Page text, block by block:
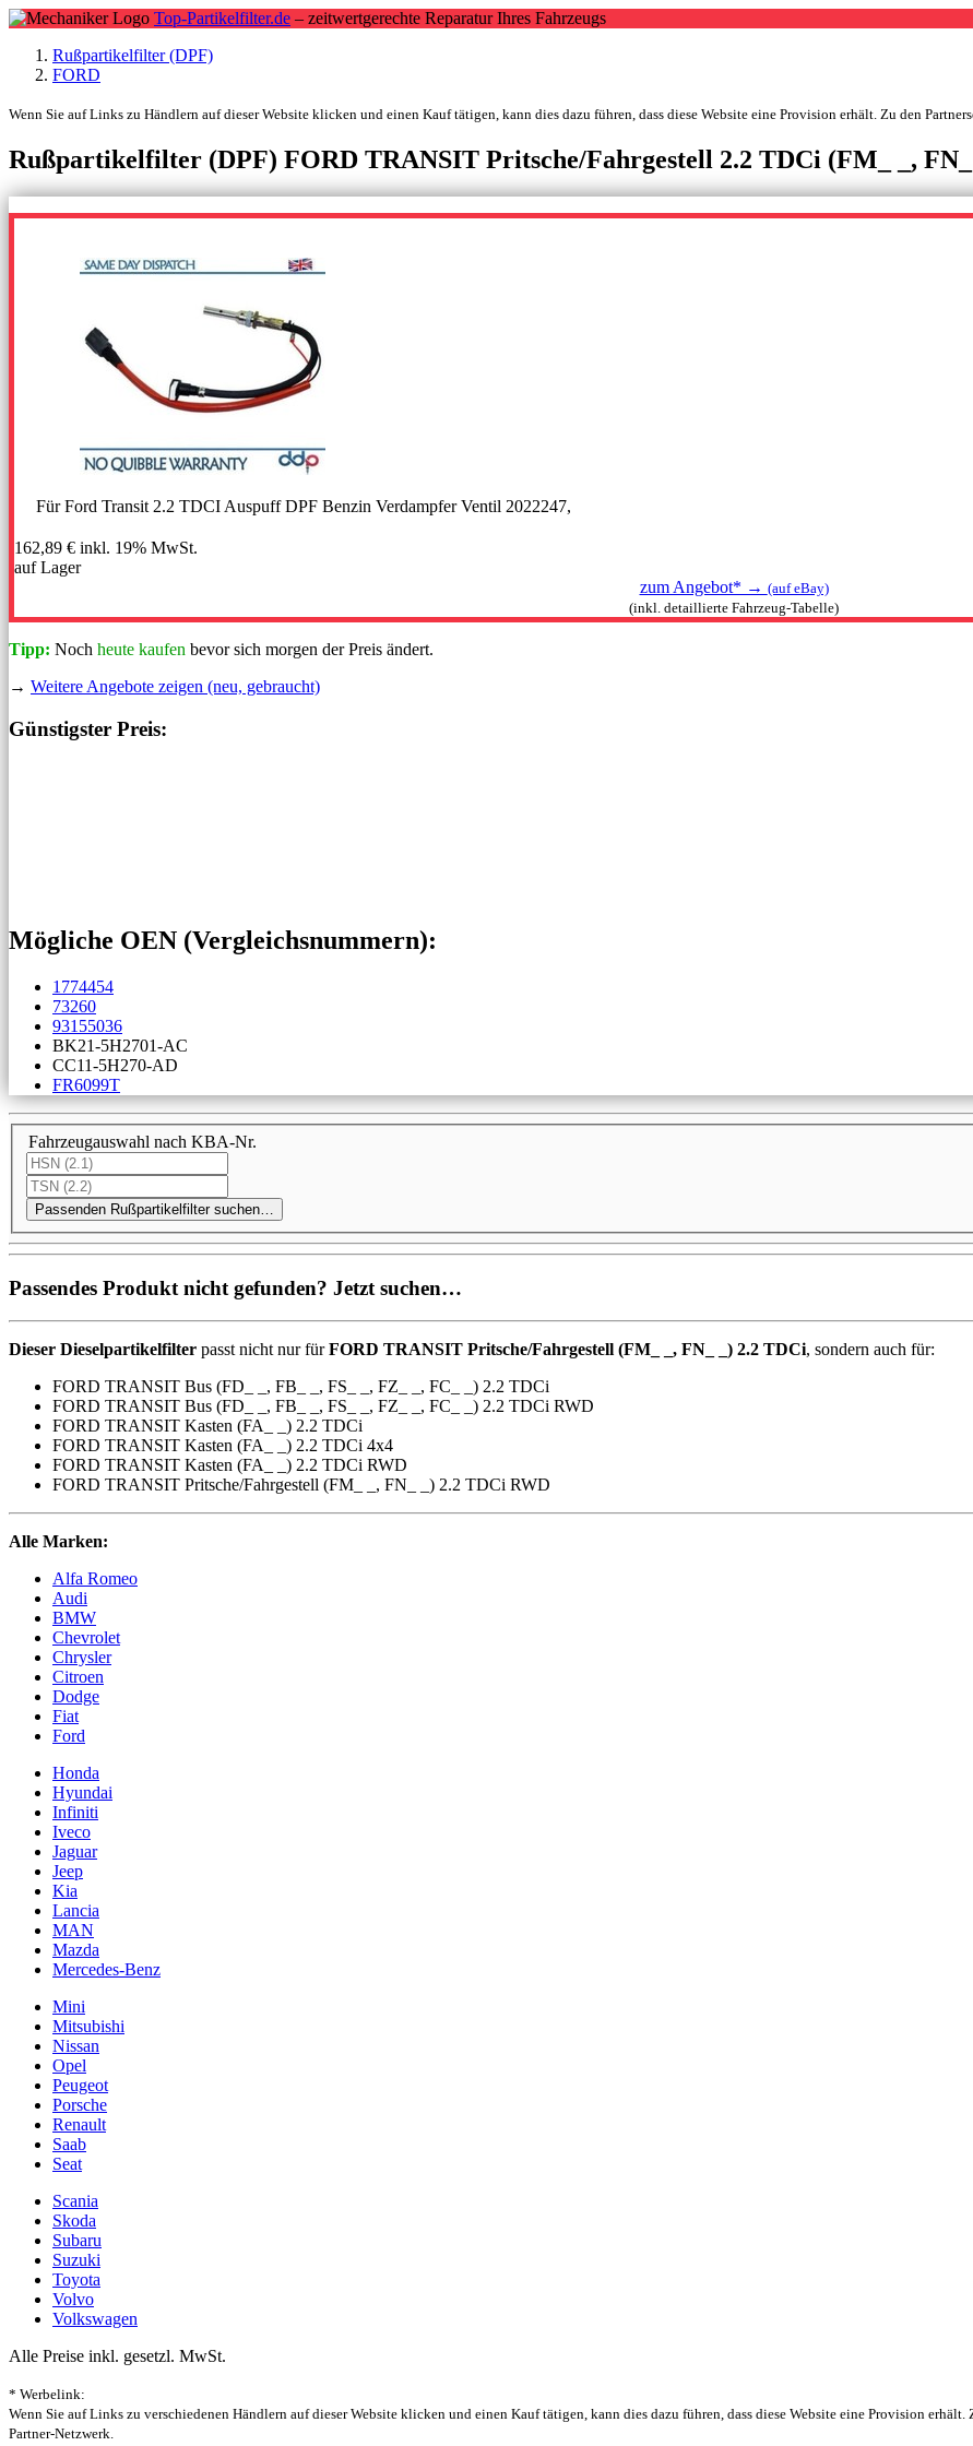
Top-Partikelfilter.de – zeitwertgerechte Reparatur Ihres Fahrzeugs
Rußpartikelfilter (DPF)
FORD
Wenn Sie auf Links zu Händlern auf dieser Website klicken und einen Kauf tätigen, kann dies dazu führen, dass diese Website eine Provision erhält. Zu den
Rußpartikelfilter (DPF) FORD TRANSIT Pritsche/Fahrgestell 2.2 TDCi (FM_ _,
Für Ford Transit 2.2 TDCI Auspuff DPF Benzin Verdampfer Ventil 2022247,
162,89 € inkl. 19% MwSt.
auf Lager
zum Angebot* → (auf eBay)
(inkl. detaillierte Fahrzeug-Tabelle)
Tipp: Noch heute kaufen bevor sich morgen der Preis ändert.
→ Weitere Angebote zeigen (neu, gebraucht)
Günstigster Preis:
Mögliche OEN (Vergleichs­nummern):
1774454
73260
93155036
BK21-5H2701-AC
CC11-5H270-AD
FR6099T
Fahrzeugauswahl nach KBA-Nr.
Passenden Rußpartikelfilter suchen…
Passendes Produkt nicht gefunden? Jetzt suchen…
Dieser Dieselpartikelfilter passt nicht nur fürFORD TRANSIT Pritsche/Fahrgestell (FM_ _, FN_ _) 2.2 TDCi, sondern auch für:
FORD TRANSIT Bus (FD_ _, FB_ _, FS_ _, FZ_ _, FC_ _) 2.2 TDCi
FORD TRANSIT Bus (FD_ _, FB_ _, FS_ _, FZ_ _, FC_ _) 2.2 TDCi RWD
FORD TRANSIT Kasten (FA_ _) 2.2 TDCi
FORD TRANSIT Kasten (FA_ _) 2.2 TDCi 4x4
FORD TRANSIT Kasten (FA_ _) 2.2 TDCi RWD
FORD TRANSIT Pritsche/Fahrgestell (FM_ _, FN_ _) 2.2 TDCi RWD
Alle Marken:
Alfa Romeo
Audi
BMW
Chevrolet
Chrysler
Citroen
Dodge
Fiat
Ford
Honda
Hyundai
Infiniti
Iveco
Jaguar
Jeep
Kia
Lancia
MAN
Mazda
Mercedes-Benz
Mini
Mitsubishi
Nissan
Opel
Peugeot
Porsche
Renault
Saab
Seat
Scania
Skoda
Subaru
Suzuki
Toyota
Volvo
Volkswagen
Alle Preise inkl. gesetzl. MwSt.
* Werbelink:
Wenn Sie auf Links zu verschiedenen Händlern auf dieser Website klicken und einen Kauf tätigen, kann dies dazu führen, dass diese Website eine Provision
Partner-Netzwerk.